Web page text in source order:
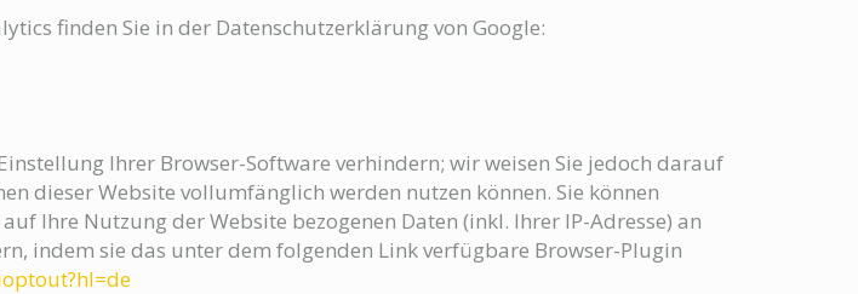
finden Sie in der Datenschutzerklärung von Google:
Ihrer Browser-Software verhindern; wir weisen Sie jedoch darauf
dieser Website vollumfänglich werden nutzen können. Sie können
Ihre Nutzung der Website bezogenen Daten (inkl. Ihrer IP-Adresse) an
indem sie das unter dem folgenden Link verfügbare Browser-Plugin